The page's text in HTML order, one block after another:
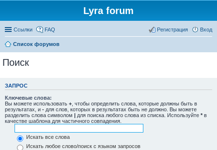
Lyra forum
Ссылки FAQ Вход
Регистрация
Список форумов
Поиск
ЗАПРОС
Ключевые слова:
Вы можете использовать + , чтобы определить слова, которые должны быть в
результатах, и - для слов, которых в результатах быть не должно. Вы можете
разделить слова символом | для поиска любого слова из списка. Используйте * в
качестве шаблона для частичного совпадения.
Искать все слова
Искать любое слово/поиск с языком запросов